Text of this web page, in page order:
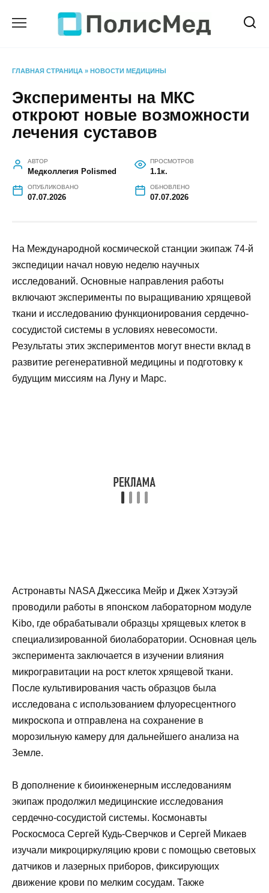
ГЛАВНАЯ СТРАНИЦА » НОВОСТИ МЕДИЦИНЫ
Эксперименты на МКС
откроют новые возможности
лечения суставов
АВТОР
Медколлегия Polismed
ПРОСМОТРОВ
1.1к.
ОПУБЛИКОВАНО
07.07.2026
ОБНОВЛЕНО
07.07.2026
На Международной космической станции экипаж 74-й
экспедиции начал новую неделю научных
исследований. Основные направления работы
включают эксперименты по выращиванию хрящевой
ткани и исследованию функционирования сердечно-
сосудистой системы в условиях невесомости.
Результаты этих экспериментов могут внести вклад в
развитие регенеративной медицины и подготовку к
будущим миссиям на Луну и Марс.
Астронавты NASA Джессика Мейр и Джек Хэтэуэй
проводили работы в японском лабораторном модуле
Kibo, где обрабатывали образцы хрящевых клеток в
специализированной биолаборатории. Основная цель
эксперимента заключается в изучении влияния
микрогравитации на рост клеток хрящевой ткани.
После культивирования часть образцов была
исследована с использованием флуоресцентного
микроскопа и отправлена на сохранение в
морозильную камеру для дальнейшего анализа на
Земле.
В дополнение к биоинженерным исследованиям
экипаж продолжил медицинские исследования
сердечно-сосудистой системы. Космонавты
Роскосмоса Сергей Кудь-Сверчков и Сергей Микаев
изучали микроциркуляцию крови с помощью световых
датчиков и лазерных приборов, фиксирующих
движение крови по мелким сосудам. Также